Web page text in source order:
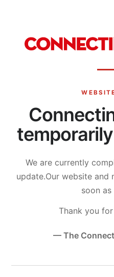
We are currently
update.Our website and
soon as
Thank you
— The